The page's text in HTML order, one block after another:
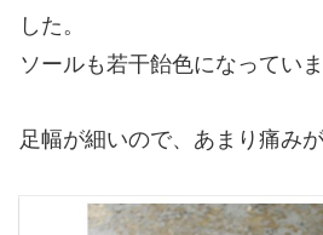
した。
ソールも若干飴色になっていま
足幅が細いので、あまり痛み